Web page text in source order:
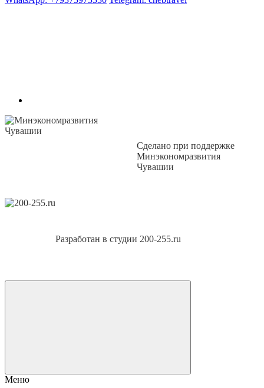
Сделано при поддержке
Минэкономразвития
Чувашии
Разработан в студии 200-255.ru
Меню